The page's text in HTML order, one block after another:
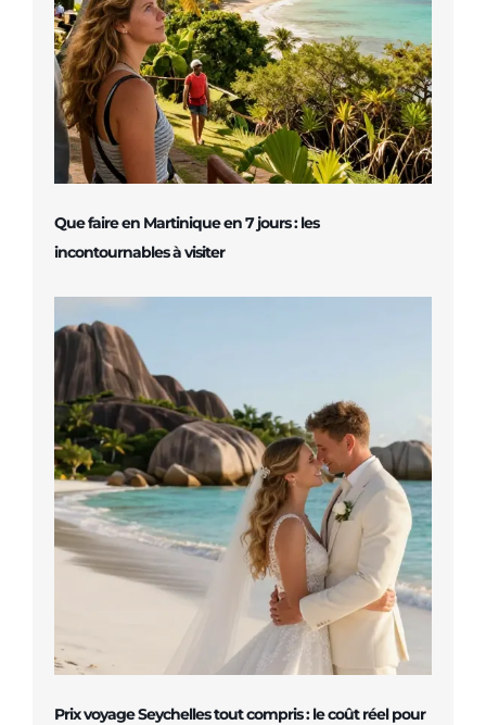
Que faire en Martinique en 7 jours : les
incontournables à visiter
Prix voyage Seychelles tout compris : le coût réel pour